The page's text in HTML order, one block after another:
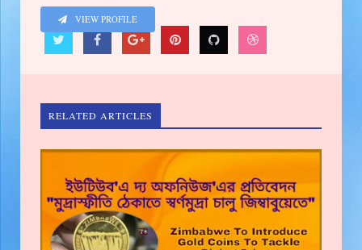
VIEW PROFILE
RELATED ARTICLES